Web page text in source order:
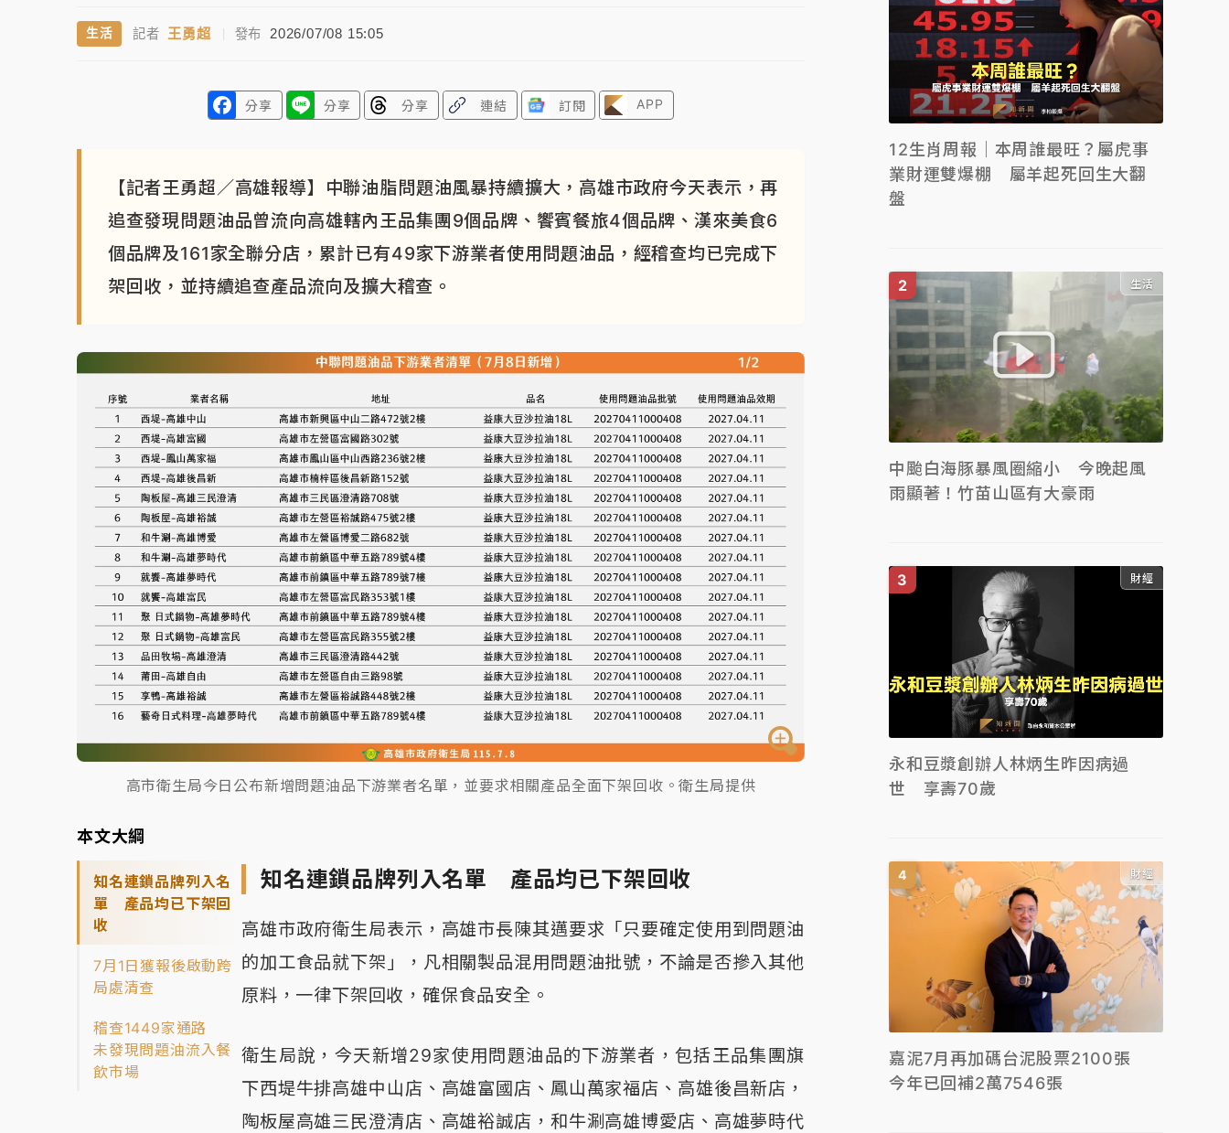
生活 記者 王勇超 發布 2026/07/08 15:05
分享 分享 分享 連結 訂閱 APP
【記者王勇超／高雄報導】中聯油脂問題油風暴持續擴大，高雄市政府今天表示，再
追查發現問題油品曾流向高雄轄內王品集團9個品牌、饗賓餐旅4個品牌、漢來美食6
個品牌及161家全聯分店，累計已有49家下游業者使用問題油品，經稽查均已完成下
架回收，並持續追查產品流向及擴大稽查。
高市衛生局今日公布新增問題油品下游業者名單，並要求相關產品全面下架回收。衛生局提供
本文大綱
知名連鎖品牌列入名
單 產品均已下架回
收
7月1日獲報後啟動跨
局處清查
稽查1449家通路
未發現問題油流入餐
飲市場
知名連鎖品牌列入名單 產品均已下架回收
高雄市政府衛生局表示，高雄市長陳其邁要求「只要確定使用到問題油
的加工食品就下架」，凡相關製品混用問題油批號，不論是否摻入其他
原料，一律下架回收，確保食品安全。
衛生局說，今天新增29家使用問題油品的下游業者，包括王品集團旗
下西堤牛排高雄中山店、高雄富國店、鳳山萬家福店、高雄後昌新店，
陶板屋高雄三民澄清店、高雄裕誠店，和牛涮高雄博愛店、高雄夢時代
12生肖周報｜本周誰最旺？屬虎事
業財運雙爆棚 屬羊起死回生大翻
盤
生活
中颱白海豚暴風圈縮小 今晚起風
雨顯著！竹苗山區有大豪雨
財經
永和豆漿創辦人林炳生昨因病過
世 享壽70歲
財經
嘉泥7月再加碼台泥股票2100張
今年已回補2萬7546張